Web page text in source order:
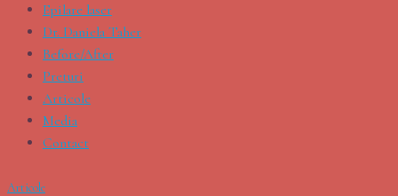
Epilare laser
Dr. Daniela Taher
Before/After
Preturi
Articole
Media
Contact
Articole